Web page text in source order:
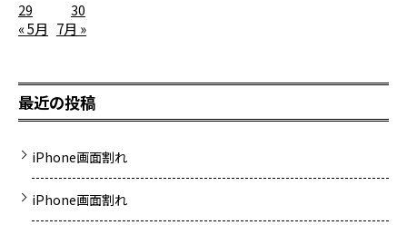
29
30
« 5月 7月 »
最近の投稿
iPhone画面割れ
iPhone画面割れ